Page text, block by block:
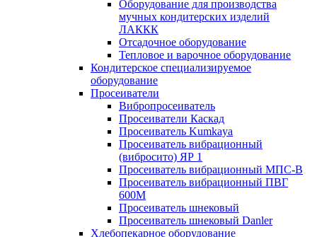
Оборудование для производства
мучных кондитерских изделий
ЛАККК
Отсадочное оборудование
Тепловое и варочное оборудование
Кондитерское специализируемое
оборудование
Просеиватели
Вибропросеиватель
Просеиватели Каскад
Просеиватель Kumkaya
Просеиватель вибрационный
(вибросито) ЯР 1
Просеиватель вибрационный МПС-В
Просеиватель вибрационный ПВГ
600М
Просеиватель шнековый
Просеиватель шнековый Danler
Хлебопекарное оборудование